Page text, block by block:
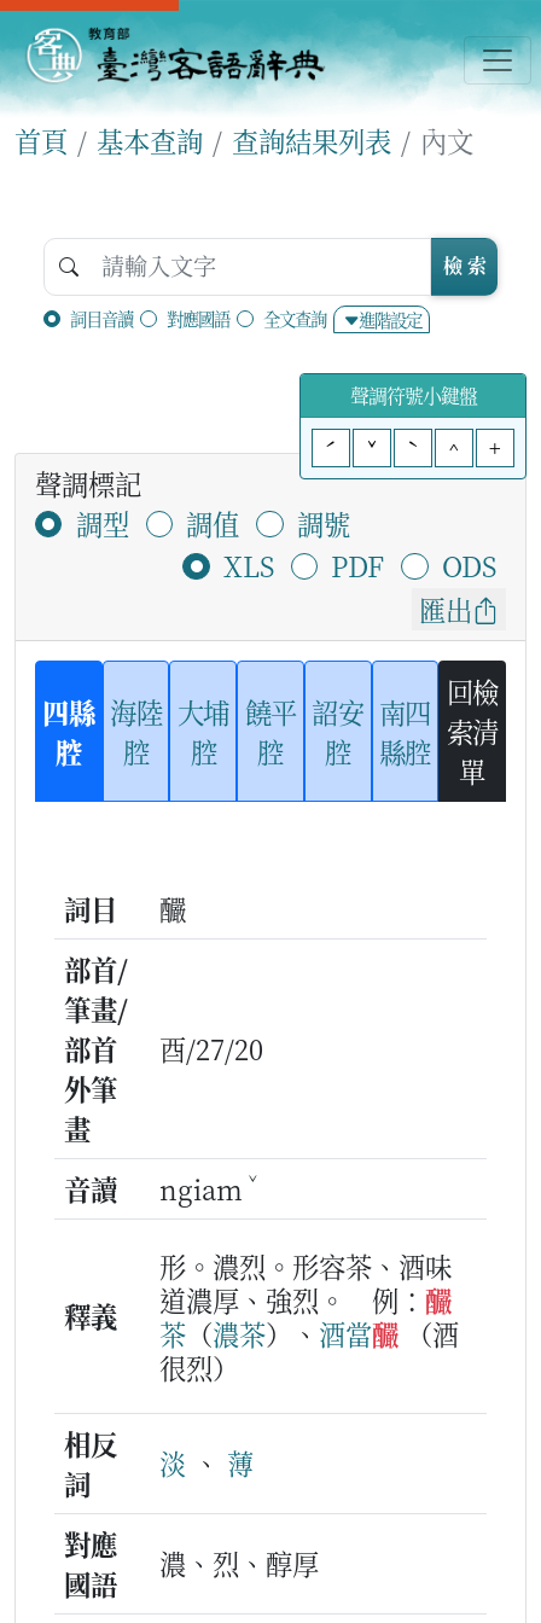
首頁 基本查詢 查詢結果列表 內文
詞目音讀 對應國語 全文查詢 進階設定
檢 索
聲調符號小鍵盤
ˊ
ˇ ˋ ^ +
聲調標記
調型
調值
調號
XLS
PDF
ODS
匯出
四縣
腔
海陸
腔
大埔
腔
饒平
腔
詔安
腔
南四
縣腔
回檢
索清
單
詞目
釅
部首/
筆畫/
部首
外筆
畫
酉/27/20
音讀 ngiam ˇ
釋義
形。濃烈。形容茶、酒味
道濃厚、強烈。
例： 釅
茶 （濃茶）、 酒當釅
（酒
很烈）
相反
詞
淡 、 薄
對應
國語
濃、烈、醇厚